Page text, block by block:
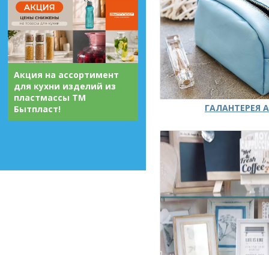
Акция на ассортимент
для кухни изделий из
пластмассы ТМ
Бытпласт!
ГАЛАНТЕРЕЯ